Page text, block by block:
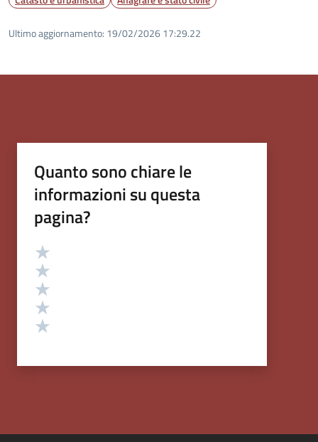
Ultimo aggiornamento: 19/02/2026 17:29.22
Quanto sono chiare le
informazioni su questa
pagina?
Valutazione